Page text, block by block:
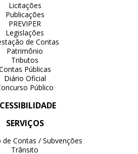
Licitações
Publicações
PREVIPER
Legislações
de Contas
Patrimônio
Tributos
Públicas
Diário Oficial
Público
SERVIÇOS
de Contas / Subvenções
Trânsito